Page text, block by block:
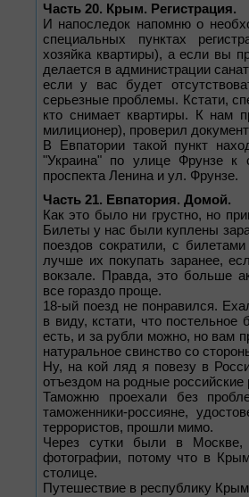
Часть 20. Крым. Регистрация.
И напоследок напомню о
специальных пунктах
хозяйка квартиры), а если вы
делается в администрации
если у вас будет
серьезные проблемы. Кстати,
кто снимает квартиры. К нам
милиционер), проверил
В Евпатории такой пункт
"Украина" по улице Фрунзе к
проспекта Ленина и ул. Фрунзе.
Часть 21. Евпатория. Домой.
Как это было ни грустно, но
Билеты у нас были куплены
поездов сократили, с
лучше их покупать заранее,
вокзале. Правда, это больше
все гораздо проще.
18-ый поезд не понравился.
в виду, кстати, что
есть, и за рубли можно, но вам
натуральное свинство со
Ну, на кой ляд я повезу в
отъездом на родные российские
Таможню проехали без
таможенники-россияне,
террористов, прошли мимо.
Через сутки были в Москве,
фотографии, потому что в
столице.
Путешествие в республику